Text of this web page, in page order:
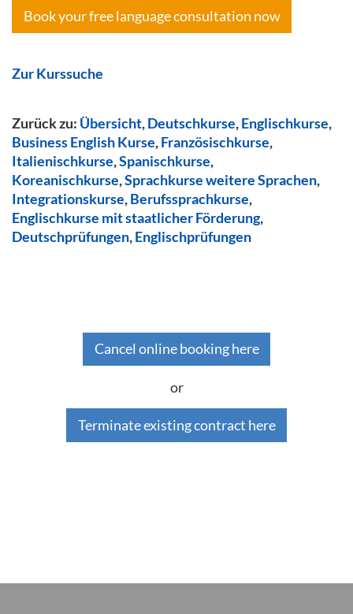
Book your free language consultation now
Zur Kurssuche
Zurück zu: Übersicht,Deutschkurse,Englischkurse,
Business English Kurse,Französischkurse,
Italienischkurse,Spanischkurse,
Koreanischkurse,Sprachkurse weitere Sprachen,
Integrationskurse,Berufssprachkurse,
Englischkurse mit staatlicher Förderung,
Deutschprüfungen,Englischprüfungen
Cancel online booking here
or
Terminate existing contract here